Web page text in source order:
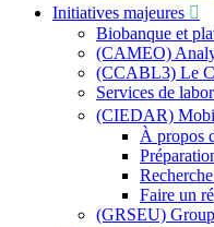
Initiatives majeures
Biobanque et
(CAMEO)
(CCABL3) Le
Services de
(CIEDAR)
À propos
Faire un
(GRSEU)